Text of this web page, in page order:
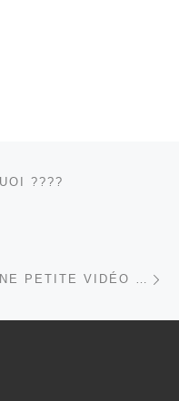
????
PETITE VIDÉO …